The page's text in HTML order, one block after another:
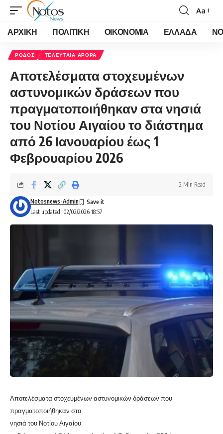
Font
Resizer
Aa
ΑΡΧΙΚΗ ΠΟΛΙΤΙΚΗ ΟΙΚΟΝΟΜΙΑ ΕΛΛΑΔΑ
ΡΟΔΟΣ ΤΕΛΕΥΤΑΙΑ ΑΡΘΡΑ
Αποτελέσματα στοχευμένων
αστυνομικών δράσεων που
πραγματοποιήθηκαν στα νησιά
του Νοτίου Αιγαίου το διάστημα
από 26 Ιανουαρίου έως 1
Φεβρουαρίου 2026
Last updated: 02/02/2026 18:57
Notosnews-Admin
2 Min Read
Αποτελέσματα στοχευμένων αστυνομικών δράσεων που
πραγματοποιήθηκαν στα
νησιά του Νοτίου Αιγαίου